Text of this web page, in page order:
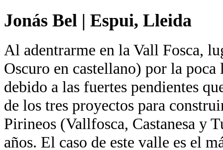
Jonás Bel | Espui, Lleida
Al adentrarme en la Vall Fosca,
Oscuro en castellano) por la
debido a las fuertes pendientes
de los tres proyectos para
Pirineos (Vallfosca, Castanesa y
años. El caso de este valle es el